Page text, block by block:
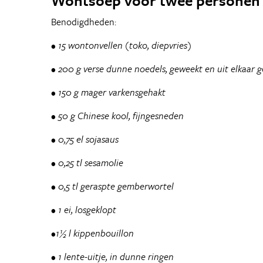
Benodigdheden:
• 15 wontonvellen (toko, diepvries)
• 200 g verse dunne noedels, geweekt en uit elkaar
• 150 g mager varkensgehakt
• 50 g Chinese kool, fijngesneden
• 0,75 el sojasaus
• 0,25 tl sesamolie
• 0,5 tl geraspte gemberwortel
• 1 ei, losgeklopt
•1½ l kippenbouillon
• 1 lente-uitje, in dunne ringen